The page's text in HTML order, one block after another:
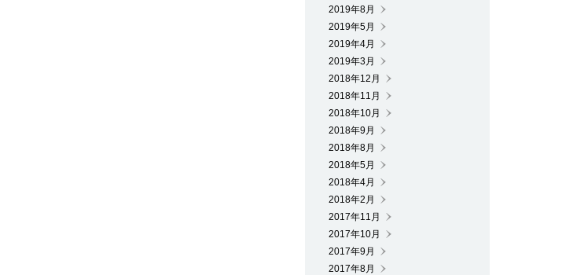
2019年8月
2019年5月
2019年4月
2019年3月
2018年12月
2018年11月
2018年10月
2018年9月
2018年8月
2018年5月
2018年4月
2018年2月
2017年11月
2017年10月
2017年9月
2017年8月